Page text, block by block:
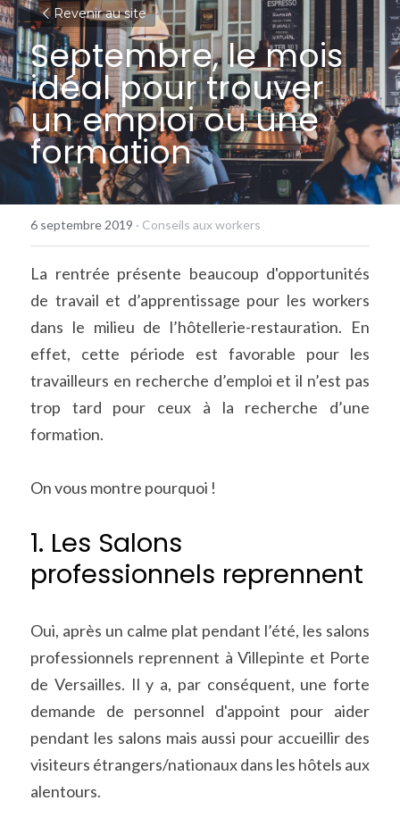
Revenir au site
Septembre, le mois
idéal pour trouver
un emploi ou une
formation
6 septembre 2019 · Conseils aux workers
La rentrée présente beaucoup d'opportunités
de travail et d’apprentissage pour les workers
dans le milieu de l’hôtellerie-restauration. En
effet, cette période est favorable pour les
travailleurs en recherche d’emploi et il n’est pas
trop tard pour ceux à la recherche d’une
formation.
On vous montre pourquoi !
1. Les Salons
professionnels reprennent
Oui, après un calme plat pendant l’été, les salons
professionnels reprennent à Villepinte et Porte
de Versailles. Il y a, par conséquent, une forte
demande de personnel d'appoint pour aider
pendant les salons mais aussi pour accueillir des
visiteurs étrangers/nationaux dans les hôtels aux
alentours.